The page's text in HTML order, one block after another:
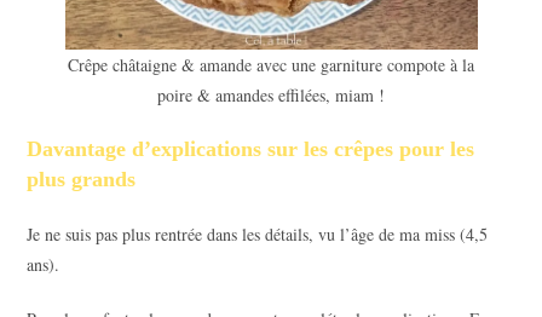
Crêpe châtaigne & amande avec une garniture compote à la
poire & amandes effilées, miam !
Davantage d’explications sur les crêpes pour les
plus grands
Je ne suis pas plus rentrée dans les détails, vu l’âge de ma miss (4,5
ans).